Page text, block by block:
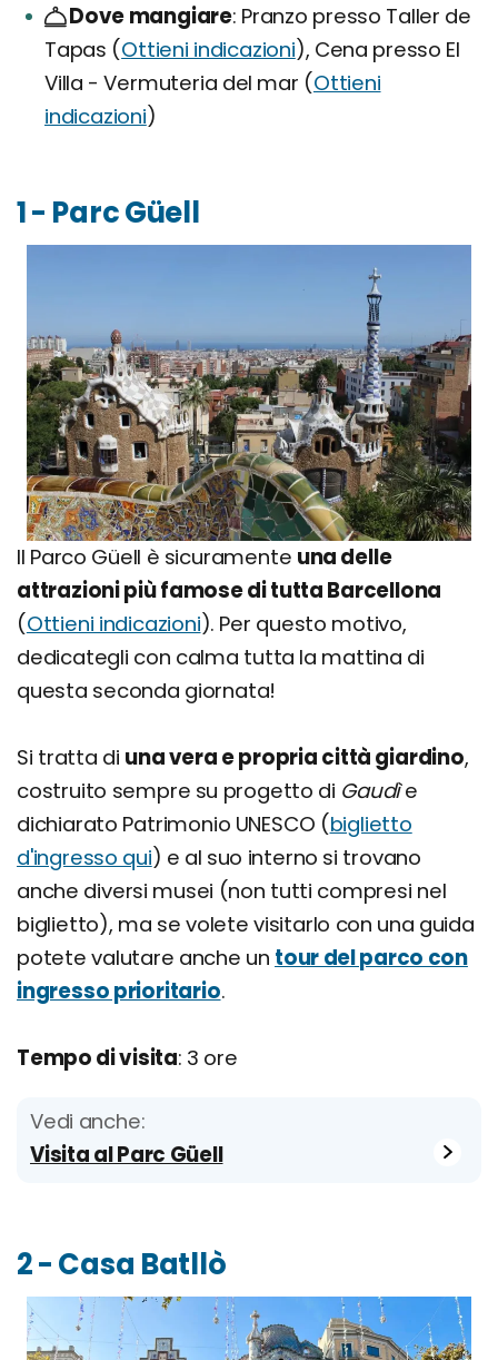
Dove mangiare Pranzo presso Taller de
Tapas (Ottieni indicazioni), Cena presso El
Villa - Vermuteria del mar (Ottieni
indicazioni)
1 - Parc Güell
Il Parco Güell è sicuramente una delle
attrazioni più famose di tutta Barcellona
(Ottieni indicazioni). Per questo motivo,
dedicategli con calma tutta la mattina di
questa seconda giornata!
Si tratta di una vera e propria città giardino,
costruito sempre su progetto di Gaudìe
dichiarato Patrimonio UNESCO (biglietto
d'ingresso qui) e al suo interno si trovano
anche diversi musei (non tutti compresi nel
biglietto), ma se volete visitarlo con una guida
potete valutare anche un tour del parco con
ingresso prioritario.
Tempo di visita: 3 ore
Vedi anche:
Visita al Parc Güell
2 - Casa Batllò